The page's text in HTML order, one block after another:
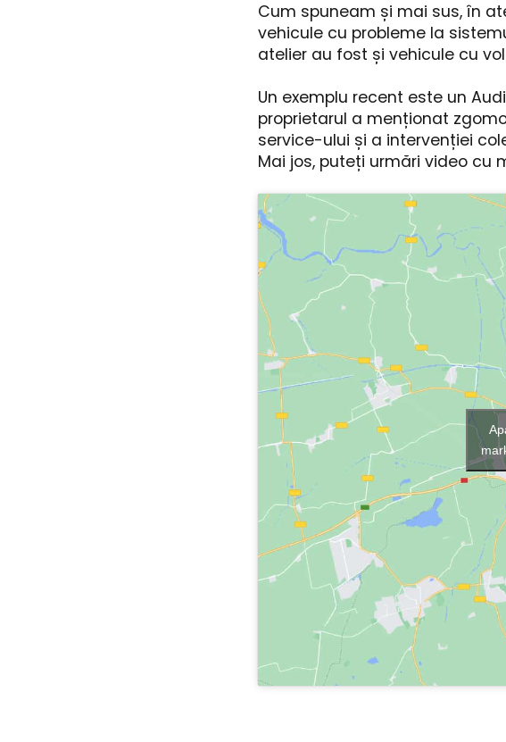
Cum spuneam și mai sus, în
vehicule cu probleme la
atelier au fost și vehicule cu
Un exemplu recent este un
proprietarul a menționat
service-ului și a intervenției
Mai jos, puteți urmări video cu